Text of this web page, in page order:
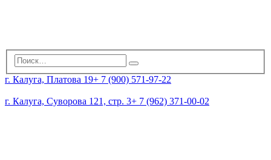
г. Калуга, Платова 19+ 7 (900) 571-97-22
г. Калуга, Суворова 121, стр. 3+ 7 (962) 371-00-02